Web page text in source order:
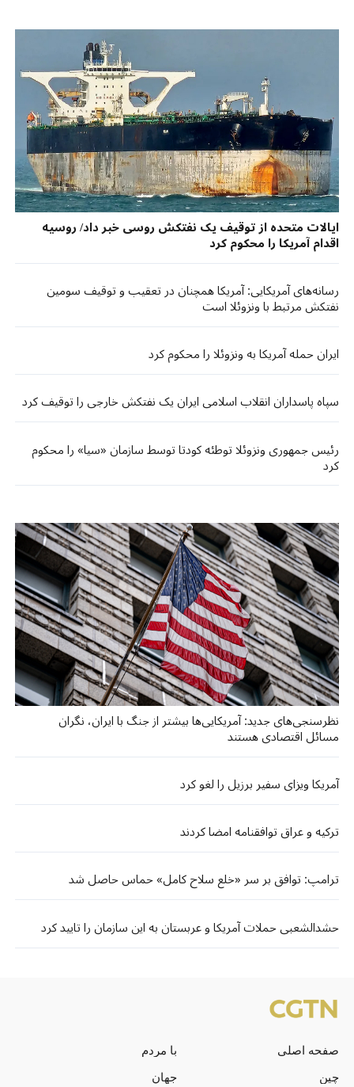
ایالات متحده از توقیف یک نفتکش روسی خبر داد/ روسیه
اقدام آمریکا را محکوم کرد
رسانه‌های آمریکایی: آمریکا همچنان در تعقیب و توقیف سومین
نفتکش مرتبط با ونزوئلا است
ایران حمله آمریکا به ونزوئلا را محکوم کرد
سپاه پاسداران انقلاب اسلامی ایران یک نفتکش خارجی را توقیف کرد
رئیس جمهوری ونزوئلا توطئه کودتا توسط سازمان «سیا» را محکوم
کرد
نظرسنجی‌‌های جدید: آمریکایی‌ها بیشتر از جنگ با ایران، نگران
مسائل اقتصادی هستند
آمریکا ویزای سفیر برزیل را لغو کرد
ترکیه و عراق توافقنامه امضا کردند
ترامپ: توافق بر سر «خلع سلاح کامل» حماس حاصل شد
حشدالشعبی حملات آمریکا و عربستان به این سازمان را تایید کرد
صفحه اصلی
با مردم
چین
جهان